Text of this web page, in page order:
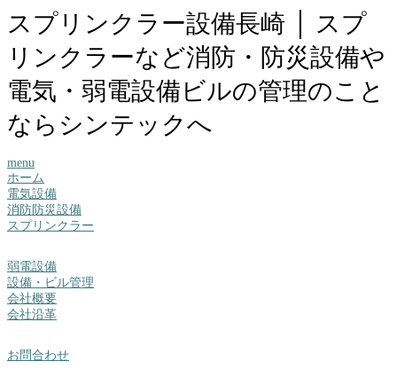
スプリンクラー設備長崎 │ スプ
リンクラーなど消防・防災設備や
電気・弱電設備ビルの管理のこと
ならシンテックへ
menu
ホーム
電気設備
消防防災設備
スプリンクラー
弱電設備
設備・ビル管理
会社概要
会社沿革
お問合わせ